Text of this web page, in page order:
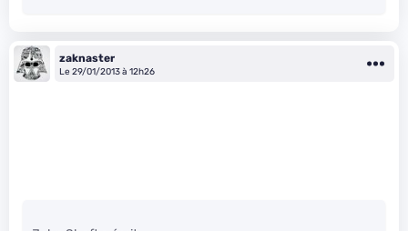
zaknaster
Le 29/01/2013 à 12h26